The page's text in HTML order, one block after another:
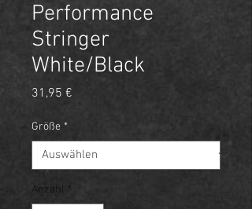
Performance
Stringer
White/Black
31,95 €
Größe *
Anzahl *